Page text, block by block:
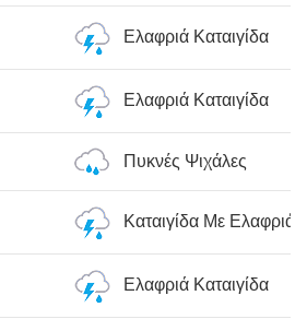
Ελαφριά Καταιγίδα
Ελαφριά Καταιγίδα
Πυκνές Ψιχάλες
Καταιγίδα Με Ελαφριά
Ελαφριά Καταιγίδα